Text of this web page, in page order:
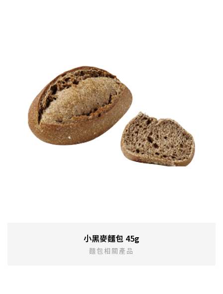
小黑麥麵包 45g
麵包相關產品